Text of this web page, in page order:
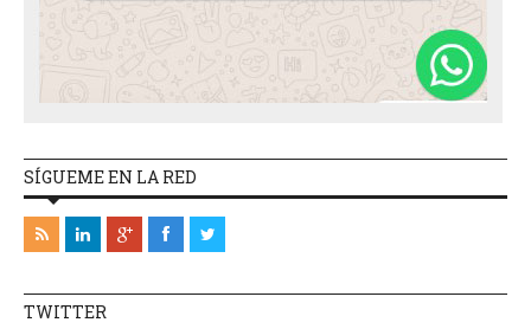
SÍGUEME EN LA RED
TWITTER